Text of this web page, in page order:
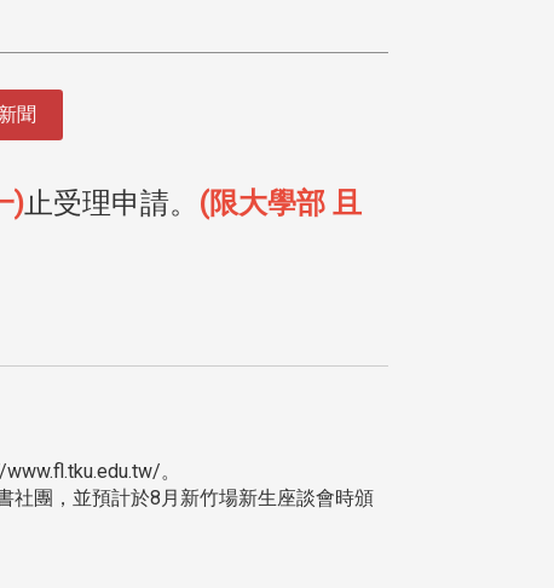
聞
)止受理申請。 (限大學部 且
。
社團，並預計於8月新竹場新生座談會時頒